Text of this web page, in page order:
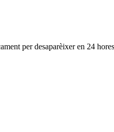
per desaparèixer en 24